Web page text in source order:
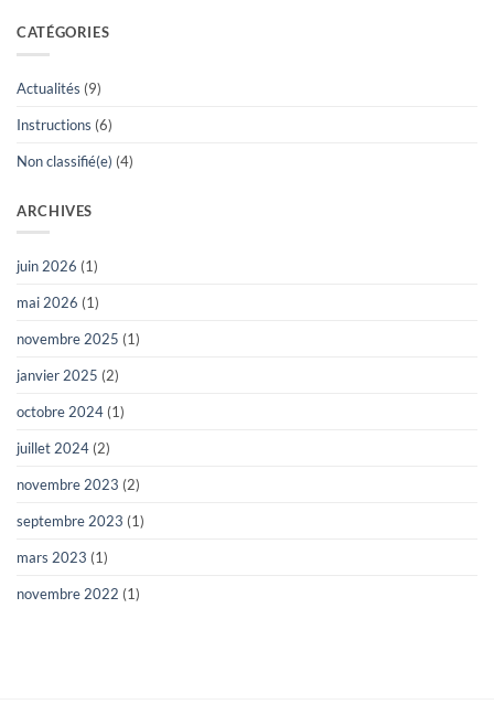
CATÉGORIES
Actualités (9)
Instructions (6)
Non classifié(e) (4)
ARCHIVES
juin 2026 (1)
mai 2026 (1)
novembre 2025 (1)
janvier 2025 (2)
octobre 2024 (1)
juillet 2024 (2)
novembre 2023 (2)
septembre 2023 (1)
mars 2023 (1)
novembre 2022 (1)